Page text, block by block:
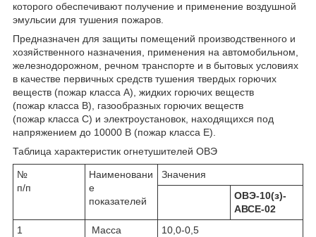
которого обеспечивают получение и применение воздушной
эмульсии для тушения пожаров.
Предназначен для защиты помещений производственного и
хозяйственного назначения, применения на автомобильном,
железнодорожном, речном транспорте и в бытовых условиях
в качестве первичных средств тушения твердых горючих
веществ (пожар класса А), жидких горючих веществ
(пожар класса В), газообразных горючих веществ
(пожар класса С) и электроустановок, находящихся под
напряжением до 10000 В (пожар класса Е).
Таблица характеристик огнетушителей ОВЭ
№
п/п
Наименовани
е
показателей
Значения
ОВЭ-10(з)-
АВСЕ-02
1
Масса
10,0-0,5